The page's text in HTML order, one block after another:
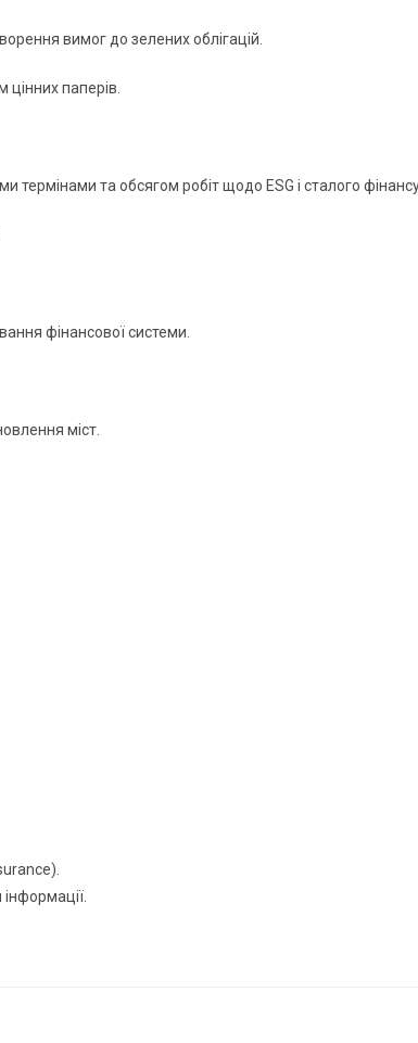
вимог до зелених облігацій.
паперів.
термінами та обсягом робіт щодо ESG і сталого
фінансової системи.
міст.